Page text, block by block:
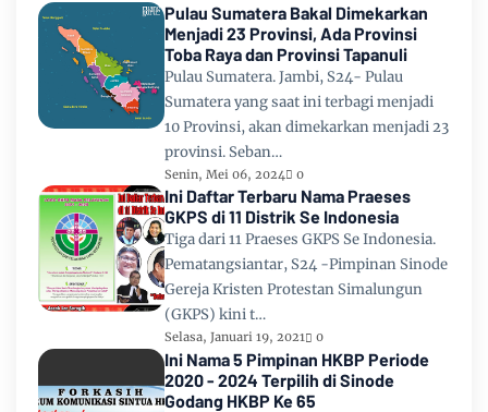
Pulau Sumatera Bakal Dimekarkan
Menjadi 23 Provinsi, Ada Provinsi
Toba Raya dan Provinsi Tapanuli
Pulau Sumatera. Jambi, S24- Pulau
Sumatera yang saat ini terbagi menjadi
10 Provinsi, akan dimekarkan menjadi 23
provinsi. Seban…
Senin, Mei 06, 2024 0
Ini Daftar Terbaru Nama Praeses
GKPS di 11 Distrik Se Indonesia
Tiga dari 11 Praeses GKPS Se Indonesia.
Pematangsiantar, S24 -Pimpinan Sinode
Gereja Kristen Protestan Simalungun
(GKPS) kini t…
Selasa, Januari 19, 2021 0
Ini Nama 5 Pimpinan HKBP Periode
2020 - 2024 Terpilih di Sinode
Godang HKBP Ke 65